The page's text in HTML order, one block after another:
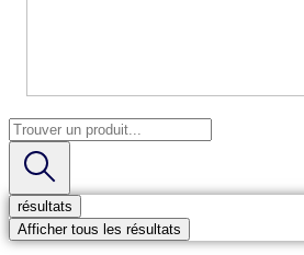
Search
...
résultats
Afficher tous les résultats